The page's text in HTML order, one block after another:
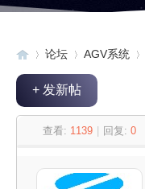
论坛 AGV系统
+ 发新帖
查看: 1139 回复: 0